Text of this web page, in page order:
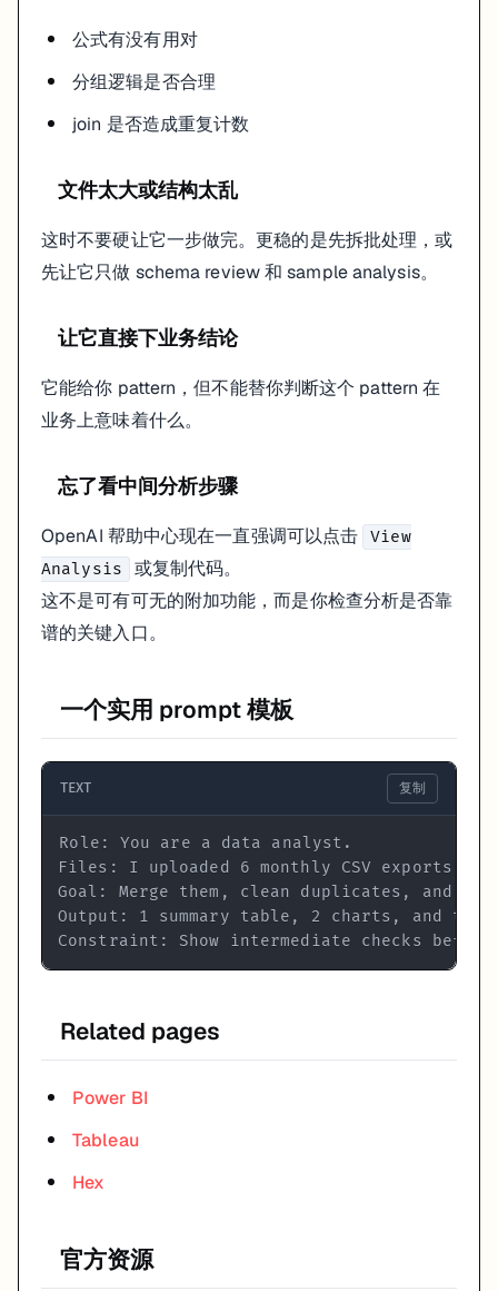
公式有没有用对
分组逻辑是否合理
join 是否造成重复计数
文件太大或结构太乱
这时不要硬让它一步做完。更稳的是先拆批处理，或
先让它只做 schema review 和 sample analysis。
让它直接下业务结论
它能给你 pattern，但不能替你判断这个 pattern 在
业务上意味着什么。
忘了看中间分析步骤
OpenAI 帮助中心现在一直强调可以点击
View
Analysis
或复制代码。
这不是可有可无的附加功能，而是你检查分析是否靠
谱的关键入口。
一个实用 prompt 模板
TEXT 复制
Constraint: Show intermediate checks
Related pages
Power BI
Tableau
Hex
官方资源